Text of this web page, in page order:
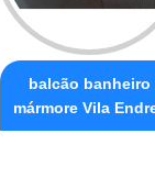
balcão banheiro
mármore Vila